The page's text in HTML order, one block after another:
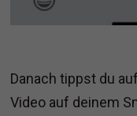
Danach tippst du
Video auf deinem